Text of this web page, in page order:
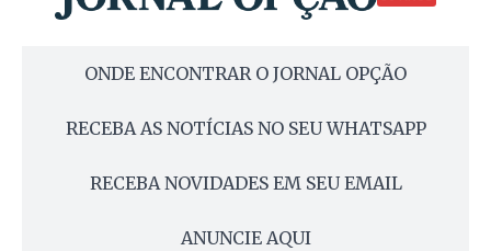
ONDE ENCONTRAR O JORNAL OPÇÃO
RECEBA AS NOTÍCIAS NO SEU WHATSAPP
RECEBA NOVIDADES EM SEU EMAIL
ANUNCIE AQUI